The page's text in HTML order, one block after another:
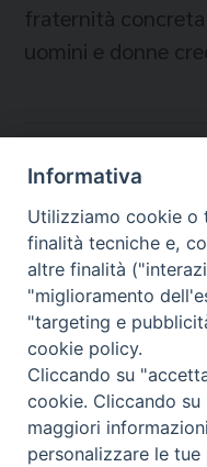
fraternità
uomini e donne
Temi:
CORONAVIRUS
DIALOGO
IMMIGRATI E RIFUGIATI
Migrantes Online
Informativa
Utilizziamo cookie o
finalità tecniche e,
altre finalità
"miglioramento
"targeting e
cookie policy.
Cliccando su
cookie. Cliccando
maggiori
personalizzare le